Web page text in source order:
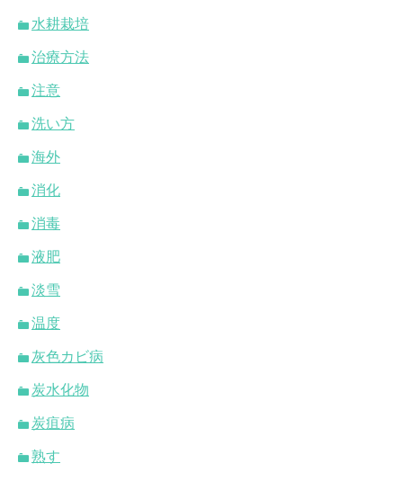
水耕栽培
治療方法
注意
洗い方
海外
消化
消毒
液肥
淡雪
温度
灰色カビ病
炭水化物
炭疽病
熟す